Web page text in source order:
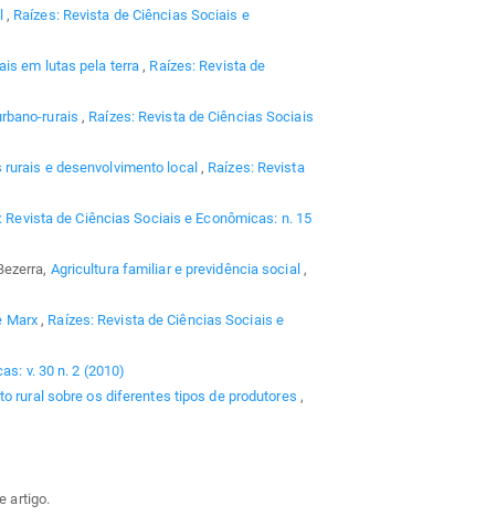
, Raízes: Revista de Ciências Sociais e
em lutas pela terra , Raízes: Revista de
rurais , Raízes: Revista de Ciências Sociais
e desenvolvimento local , Raízes: Revista
Revista de Ciências Sociais e Econômicas: n. 15
Agricultura familiar e previdência social ,
Marx , Raízes: Revista de Ciências Sociais e
v. 30 n. 2 (2010)
rural sobre os diferentes tipos de produtores ,
artigo.